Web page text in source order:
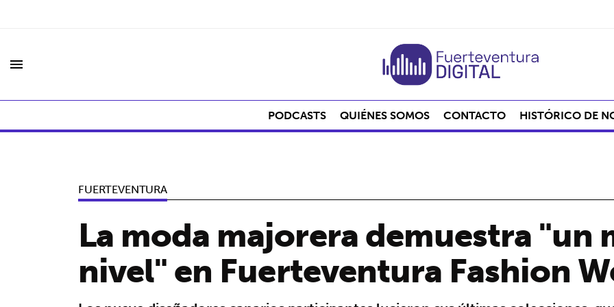
menu
PODCASTS QUIÉNES SOMOS CONTACTO HISTÓRICO DE
FUERTEVENTURA
La moda majorera demuestra
nivel" en Fuerteventura Fashion